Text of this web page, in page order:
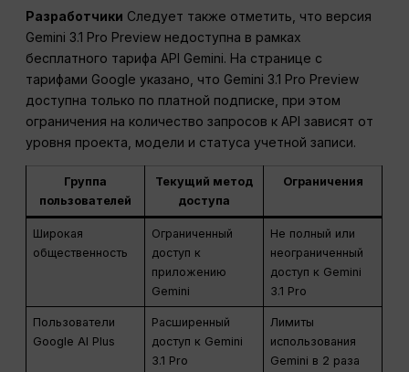
Разработчики Следует также отметить, что версия
Gemini 3.1 Pro Preview недоступна в рамках
бесплатного тарифа API Gemini. На странице с
тарифами Google указано, что Gemini 3.1 Pro Preview
доступна только по платной подписке, при этом
ограничения на количество запросов к API зависят от
уровня проекта, модели и статуса учетной записи.
Группа
пользователей
Текущий метод
доступа
Ограничения
Широкая
общественность
Ограниченный
доступ к
приложению
Gemini
Не полный или
неограниченный
доступ к Gemini
3.1 Pro
Пользователи
Google AI Plus
Расширенный
доступ к Gemini
3.1 Pro
Лимиты
использования
Gemini в 2 раза